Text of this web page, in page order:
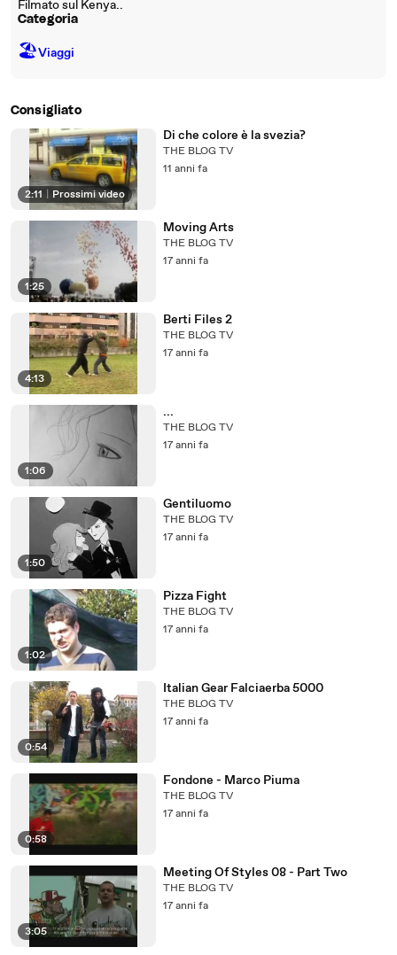
Filmato sul Kenya..
Categoria
🏖Viaggi
Consigliato
2:11 Prossimi video
Di che colore è la svezia?
THE BLOG TV
11 anni fa
1:25
Moving Arts
THE BLOG TV
17 anni fa
4:13
Berti Files 2
THE BLOG TV
17 anni fa
1:06
...
THE BLOG TV
17 anni fa
1:50
Gentiluomo
THE BLOG TV
17 anni fa
1:02
Pizza Fight
THE BLOG TV
17 anni fa
0:54
Italian Gear Falciaerba 5000
THE BLOG TV
17 anni fa
0:58
Fondone - Marco Piuma
THE BLOG TV
17 anni fa
3:05
Meeting Of Styles 08 - Part Two
THE BLOG TV
17 anni fa